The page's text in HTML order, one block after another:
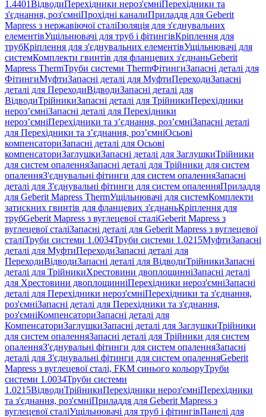
1.4401ВідводиПерехідники нероз'ємніПерехідники та
з'єднання, роз'ємніПрохідні каналиПриладдя для Geberit
Mapress з нержавіючої сталіІзоляція для з'єднувальних
елементівУщільнювачі для труб і фітингівКріплення для
трубКріплення для з'єднувальних елементівУщільнювачі для
системКомплекти гвинтів для фланцевих з'єднаньGeberit
Mapress ThermТруби системи ThermФітингиЗапасні деталі для
ФітингиМуфтиЗапасні деталі для МуфтиПереходиЗапасні
деталі для ПереходиВідводиЗапасні деталі для
ВідводиТрійникиЗапасні деталі для ТрійникиПерехідники
нероз’ємніЗапасні деталі для Перехідники
нероз’ємніПерехідники та з’єднання, роз’ємніЗапасні деталі
для Перехідники та з’єднання, роз’ємніОсьові
компенсаториЗапасні деталі для Осьові
компенсаториЗаглушкиЗапасні деталі для ЗаглушкиТрійники
для систем опаленняЗапасні деталі для Трійники для систем
опаленняЗ'єднувальні фітинги для систем опаленняЗапасні
деталі для З'єднувальні фітинги для систем опаленняПриладдя
для Geberit Mapress ThermУщільнювачі для системКомплекти
затискних гвинтів для фланцевих з'єднаньКріплення для
трубGeberit Mapress з вуглецевої сталіGeberit Mapress з
вуглецевої сталіЗапасні деталі для Geberit Mapress з вуглецевої
сталіТруби системи 1.0034Труби системи 1.0215МуфтиЗапасні
деталі для МуфтиПереходиЗапасні деталі для
ПереходиВідводиЗапасні деталі для ВідводиТрійникиЗапасні
деталі для ТрійникиХрестовини двоплощинніЗапасні деталі
для Хрестовини двоплощинніПерехідники нероз'ємніЗапасні
деталі для Перехідники нероз'ємніПерехідники та з'єднання,
роз'ємніЗапасні деталі для Перехідники та з'єднання,
роз'ємніКомпенсаториЗапасні деталі для
КомпенсаториЗаглушкиЗапасні деталі для ЗаглушкиТрійники
для систем опаленняЗапасні деталі для Трійники для систем
опаленняЗ'єднувальні фітинги для систем опаленняЗапасні
деталі для З'єднувальні фітинги для систем опаленняGeberit
Mapress з вуглецевої сталі, FKM синього кольоруТруби
системи 1.0034Труби системи
1.0215ВідводиТрійникиПерехідники нероз'ємніПерехідники
та з'єднання, роз'ємніПриладдя для Geberit Mapress з
вуглецевої сталіУщільнювачі для труб і фітингівПанелі для